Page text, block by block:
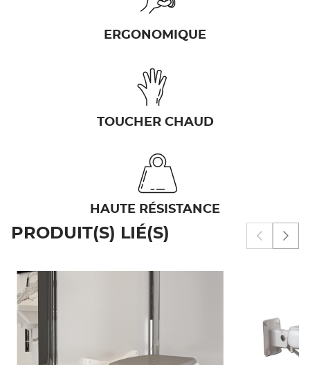
ERGONOMIQUE
TOUCHER CHAUD
HAUTE RÉSISTANCE
PRODUIT(S) LIÉ(S)
Afficher